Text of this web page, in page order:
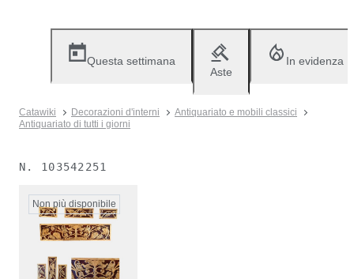
Questa settimana
Aste
In evidenza
Catawiki Decorazioni d'interni
Antiquariato e mobili classici
Antiquariato di tutti i giorni
N. 103542251
Non più disponibile